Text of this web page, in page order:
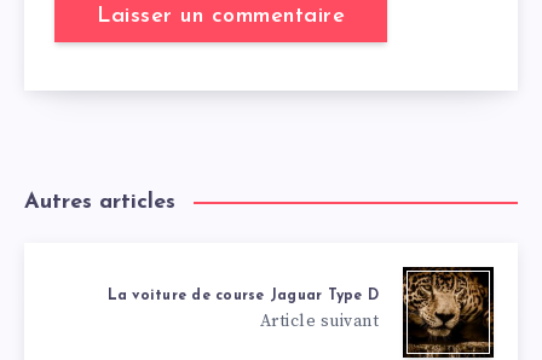
Autres articles
La voiture de course Jaguar Type D
Article suivant